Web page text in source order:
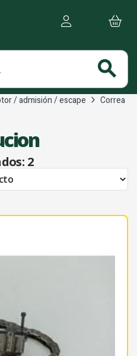
search
/ admisión / escape
Correa
2